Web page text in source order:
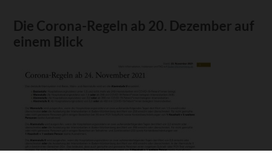
Die Corona-Regeln ab 20. Dezember auf
einem Blick